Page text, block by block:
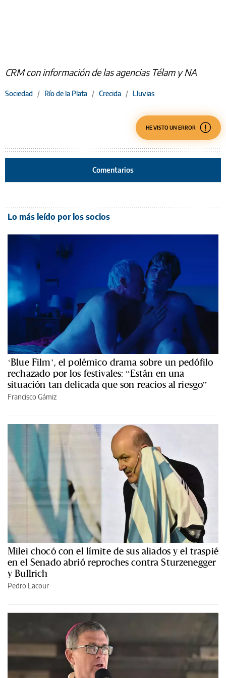
CRM con información de las agencias Télam y NA
Sociedad / Río de la Plata / Crecida / Lluvias
HE VISTO UN ERROR
Comentarios
Lo más leído por los socios
‘Blue Film’, el polémico drama sobre un pedófilo
rechazado por los festivales: “Están en una
situación tan delicada que son reacios al riesgo”
Francisco Gámiz
Milei chocó con el límite de sus aliados y el traspié
en el Senado abrió reproches contra Sturzenegger
y Bullrich
Pedro Lacour